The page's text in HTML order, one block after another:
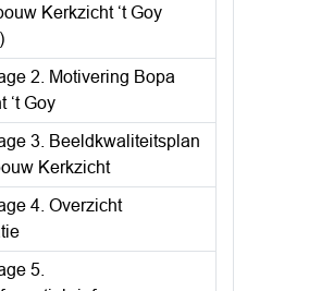
Kerkzicht ‘t Goy
2. Motivering Bopa
‘t Goy
3. Beeldkwaliteitsplan
Kerkzicht
4. Overzicht
5.